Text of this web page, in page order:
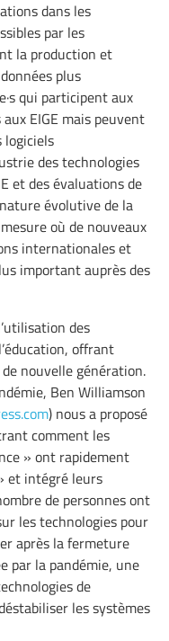
dans les
par les
la production et
plus
qui participent aux
EIGE mais peuvent
logiciels
des technologies
et des évaluations de
évolutive de la
où de nouveaux
internationales et
important auprès des
des
offrant
nouvelle génération.
Ben Williamson
) nous a proposé
comment les
» ont rapidement
et intégré leurs
de personnes ont
les technologies pour
après la fermeture
par la pandémie, une
de
les systèmes